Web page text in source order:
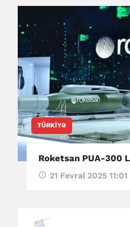
TÜRKIYƏ
Roketsan PUA-300
21 Fevral 2025 11:01